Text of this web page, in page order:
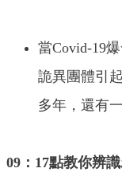
當Covid-19
詭異團體引
多年，還有
09：17點教你辨